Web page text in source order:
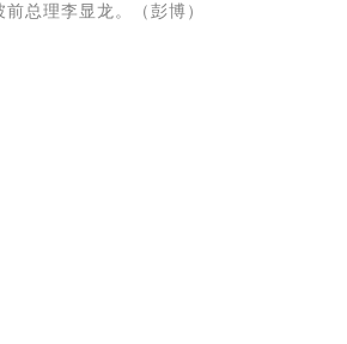
前总理李显龙。（彭博）